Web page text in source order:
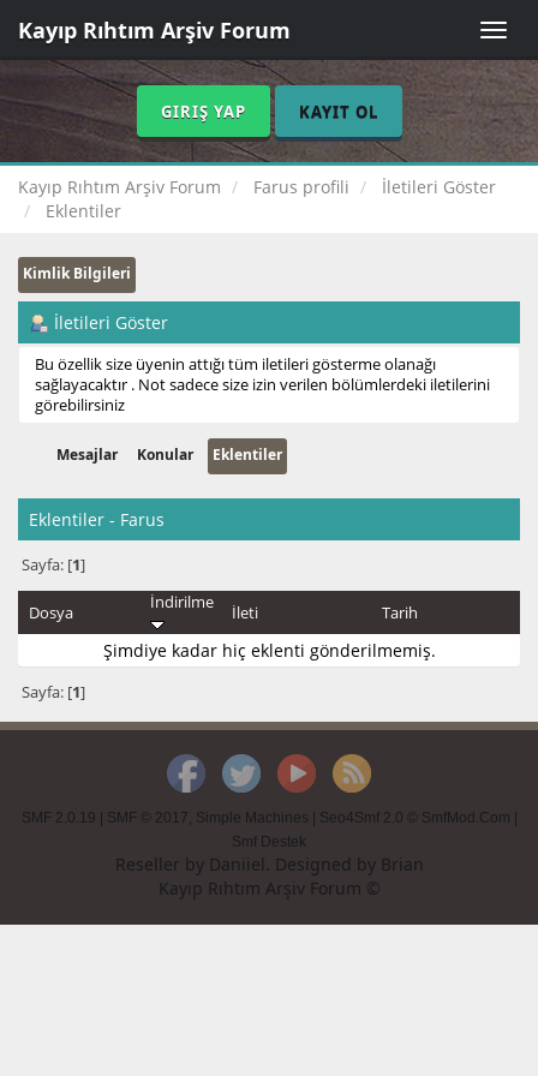
Toggle
Kayıp Rıhtım Arşiv Forum
GIRIŞ YAP KAYIT OL
Kayıp Rıhtım Arşiv Forum Farus profili
İletileri Göster
Eklentiler
Kimlik Bilgileri
İletileri Göster
Bu özellik size üyenin attığı tüm iletileri gösterme olanağı
sağlayacaktır . Not sadece size izin verilen bölümlerdeki iletilerini
görebilirsiniz
Mesajlar Konular Eklentiler
Eklentiler - Farus
Sayfa: [1]
Dosya İndirilme İleti Tarih
Şimdiye kadar hiç eklenti gönderilmemiş.
Sayfa: [1]
SMF 2.0.19 | SMF © 2017 Simple Machines | Seo4Smf 2.0 © SmfMod.Com |
Smf Destek
Reseller by Daniiel. Designed by Brian
Kayıp Rıhtım Arşiv Forum ©